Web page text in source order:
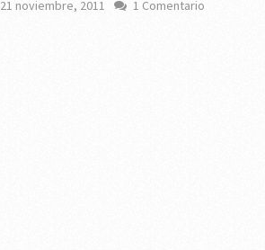
21 noviembre, 2011 1 Comentario